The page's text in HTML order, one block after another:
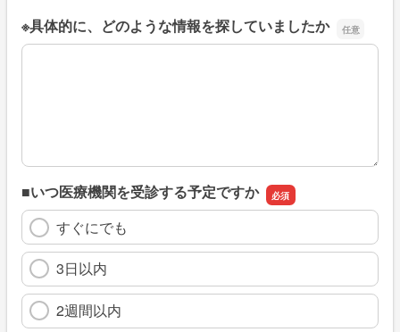
※具体的に、どのような情報を探していましたか
※具体的に、どのような情報を探していましたか
■いつ医療機関を受診する予定ですか
すぐにでも
3日以内
2週間以内